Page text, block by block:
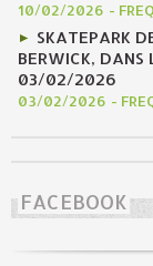
10/02/2026 -
SKATEPARK
BERWICK,
03/02/2026
03/02/2026 -
FACEBOOK